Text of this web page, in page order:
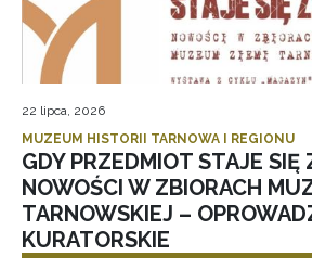
22 lipca, 2026
MUZEUM HISTORII TARNOWA I REGIONU
GDY PRZEDMIOT STAJE SIĘ
NOWOŚCI W ZBIORACH
TARNOWSKIEJ –
KURATORSKIE